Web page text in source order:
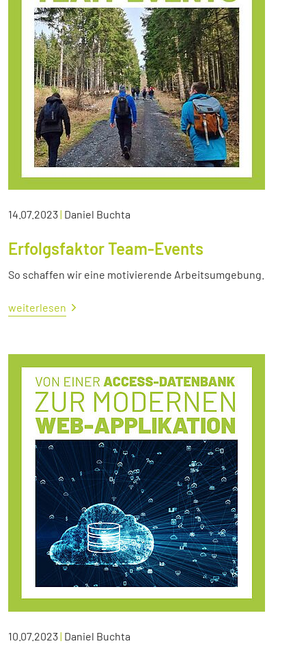
14.07.2023| Daniel Buchta
Erfolgsfaktor Team-Events
So schaffen wir eine motivierende Arbeitsumgebung.
weiterlesen
10.07.2023| Daniel Buchta